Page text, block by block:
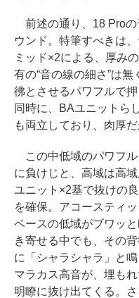
前述の通り、18 Proの
ウンド。特筆すべきは
ミッド×2による、厚み
有の“音の線の細さ”は
彿とさせるパワフルで
同時に、BAユニットら
も両立しており、肉厚
この中低域のパワフル
に負けじと、高域は高域
ユニット×2基で抜けの
を確保。アコースティッ
ベースの低域がブワッと
き寄せる中でも、その
に「シャラシャラ」と鳴
マラカス高音が、埋も
明瞭に抜け出てくる。